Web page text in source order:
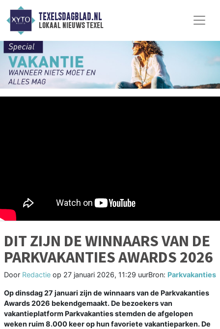
TEXELSDAGBLAD.NL
lokaal nieuws texel
DIT ZIJN DE WINNAARS VAN DE
PARKVAKANTIES AWARDS 2026
Door Redactie op 27 januari 2026, 11:29 uurBron: Parkvakanties
Op dinsdag 27 januari zijn de winnaars van de Parkvakanties
Awards 2026 bekendgemaakt. De bezoekers van
vakantieplatform Parkvakanties stemden de afgelopen
weken ruim 8.000 keer op hun favoriete vakantieparken. De